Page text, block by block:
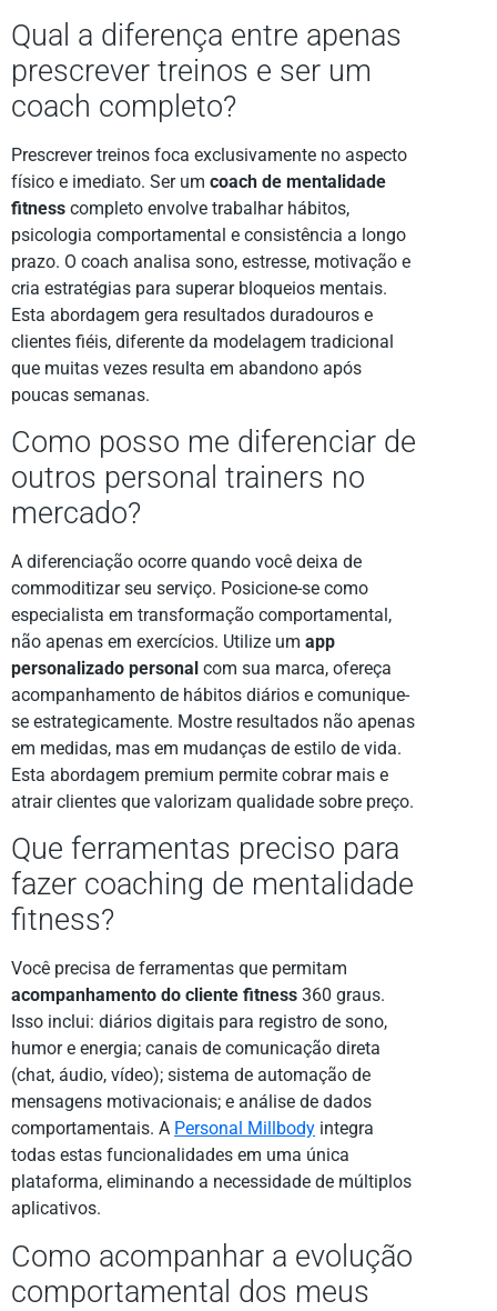
Qual a diferença entre apenas
prescrever treinos e ser um
coach completo?
Prescrever treinos foca exclusivamente no aspecto
físico e imediato. Ser um coach de mentalidade
fitness completo envolve trabalhar hábitos,
psicologia comportamental e consistência a longo
prazo. O coach analisa sono, estresse, motivação e
cria estratégias para superar bloqueios mentais.
Esta abordagem gera resultados duradouros e
clientes fiéis, diferente da modelagem tradicional
que muitas vezes resulta em abandono após
poucas semanas.
Como posso me diferenciar de
outros personal trainers no
mercado?
A diferenciação ocorre quando você deixa de
commoditizar seu serviço. Posicione-se como
especialista em transformação comportamental,
não apenas em exercícios. Utilize um app
personalizado personal com sua marca, ofereça
acompanhamento de hábitos diários e comunique-
se estrategicamente. Mostre resultados não apenas
em medidas, mas em mudanças de estilo de vida.
Esta abordagem premium permite cobrar mais e
atrair clientes que valorizam qualidade sobre preço.
Que ferramentas preciso para
fazer coaching de mentalidade
fitness?
Você precisa de ferramentas que permitam
acompanhamento do cliente fitness 360 graus.
Isso inclui: diários digitais para registro de sono,
humor e energia; canais de comunicação direta
(chat, áudio, vídeo); sistema de automação de
mensagens motivacionais; e análise de dados
comportamentais. A Personal Millbody integra
todas estas funcionalidades em uma única
plataforma, eliminando a necessidade de múltiplos
aplicativos.
Como acompanhar a evolução
comportamental dos meus